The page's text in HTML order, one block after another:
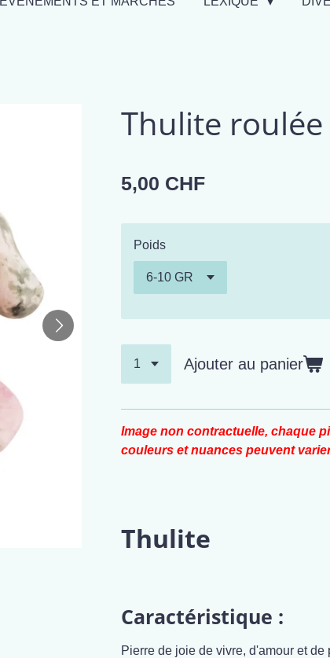
Thulite roulée
5,00 CHF
Poids
Ajouter au panier
Image non contractuelle, chaque
couleurs et nuances peuvent
Thulite
Caractéristique :
Pierre de joie de vivre, d'amour et